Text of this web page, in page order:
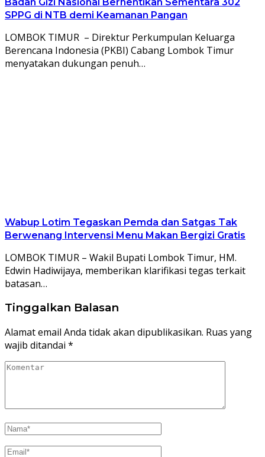
SPPG di NTB demi Keamanan Pangan
LOMBOK TIMUR – Direktur Perkumpulan Keluarga
Berencana Indonesia (PKBI) Cabang Lombok Timur
menyatakan dukungan penuh…
Wabup Lotim Tegaskan Pemda dan Satgas Tak
Berwenang Intervensi Menu Makan Bergizi Gratis
LOMBOK TIMUR – Wakil Bupati Lombok Timur, HM.
Edwin Hadiwijaya, memberikan klarifikasi tegas terkait
batasan…
Tinggalkan Balasan
Alamat email Anda tidak akan dipublikasikan. Ruas yang
wajib ditandai *